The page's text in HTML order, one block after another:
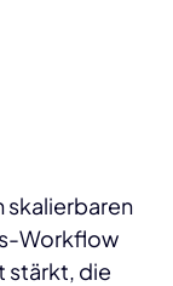
skalierbaren
Workflow
stärkt, die